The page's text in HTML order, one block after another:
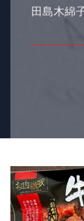
田島木綿